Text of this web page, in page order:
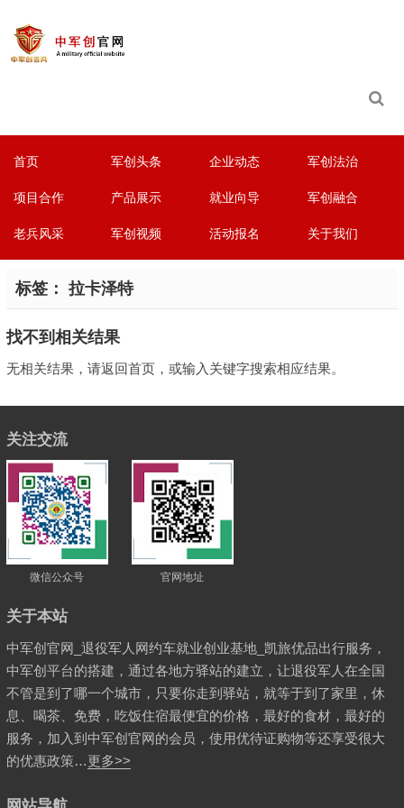
首页 军创头条 企业动态 军创法治
项目合作 产品展示 就业向导 军创融合
老兵风采 军创视频 活动报名 关于我们
标签： 拉卡泽特
找不到相关结果
无相关结果，请返回首页，或输入关键字搜索相应结果。
关注交流
微信公众号 官网地址
关于本站
中军创官网_退役军人网约车就业创业基地_凯旅优品出行服务，
中军创平台的搭建，通过各地方驿站的建立，让退役军人在全国
不管是到了哪一个城市，只要你走到驿站，就等于到了家里，休
息、喝茶、免费，吃饭住宿最便宜的价格，最好的食材，最好的
服务，加入到中军创官网的会员，使用优待证购物等还享受很大
的优惠政策…更多>>